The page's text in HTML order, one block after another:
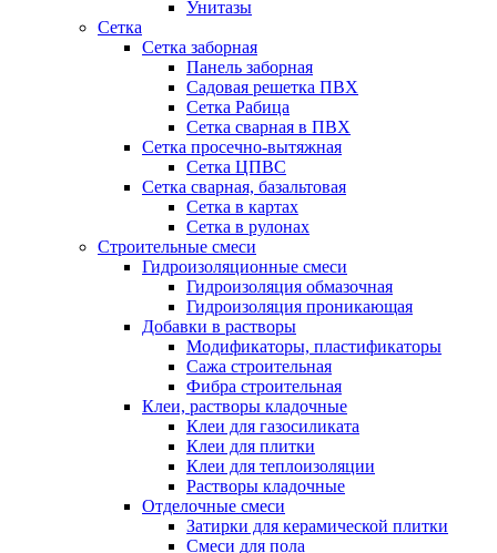
Унитазы
Сетка
Сетка заборная
Панель заборная
Садовая решетка ПВХ
Сетка Рабица
Сетка сварная в ПВХ
Сетка просечно-вытяжная
Сетка ЦПВС
Сетка сварная, базальтовая
Сетка в картах
Сетка в рулонах
Строительные смеси
Гидроизоляционные смеси
Гидроизоляция обмазочная
Гидроизоляция проникающая
Добавки в растворы
Модификаторы, пластификаторы
Сажа строительная
Фибра строительная
Клеи, растворы кладочные
Клеи для газосиликата
Клеи для плитки
Клеи для теплоизоляции
Растворы кладочные
Отделочные смеси
Затирки для керамической плитки
Смеси для пола